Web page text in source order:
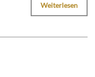
Weiterlesen